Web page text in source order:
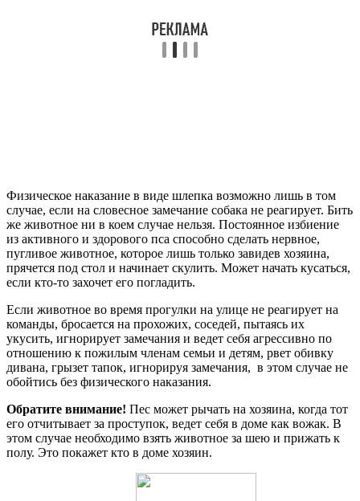
Физическое наказание в виде шлепка возможно лишь в том
случае, если на словесное замечание собака не реагирует. Бить
же животное ни в коем случае нельзя. Постоянное избиение
из активного и здорового пса способно сделать нервное,
пугливое животное, которое лишь только завидев хозяина,
прячется под стол и начинает скулить. Может начать кусаться,
если кто-то захочет его погладить.
Если животное во время прогулки на улице не реагирует на
команды, бросается на прохожих, соседей, пытаясь их
укусить, игнорирует замечания и ведет себя агрессивно по
отношению к пожилым членам семьи и детям, рвет обивку
дивана, грызет тапок, игнорируя замечания, ­ в этом случае не
обойтись без физического наказания.
Обратите внимание! Пес может рычать на хозяина, когда тот
его отчитывает за проступок, ведет себя в доме как вожак. В
этом случае необходимо взять животное за шею и прижать к
полу. Это покажет кто в доме хозяин.